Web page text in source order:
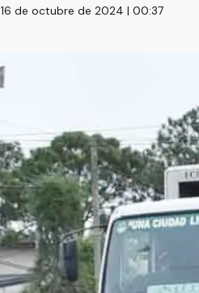
16 de octubre de 2024 | 00:37